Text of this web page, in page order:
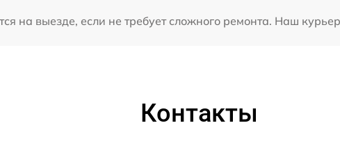
на выезде, если не требует сложного ремонта. Наш
Контакты